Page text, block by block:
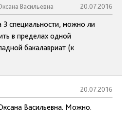
Васильевна 20.07.2016
3 специальности, можно ли
в пределах одной
бакалавриат (к
20.07.2016
Васильевна. Можно.